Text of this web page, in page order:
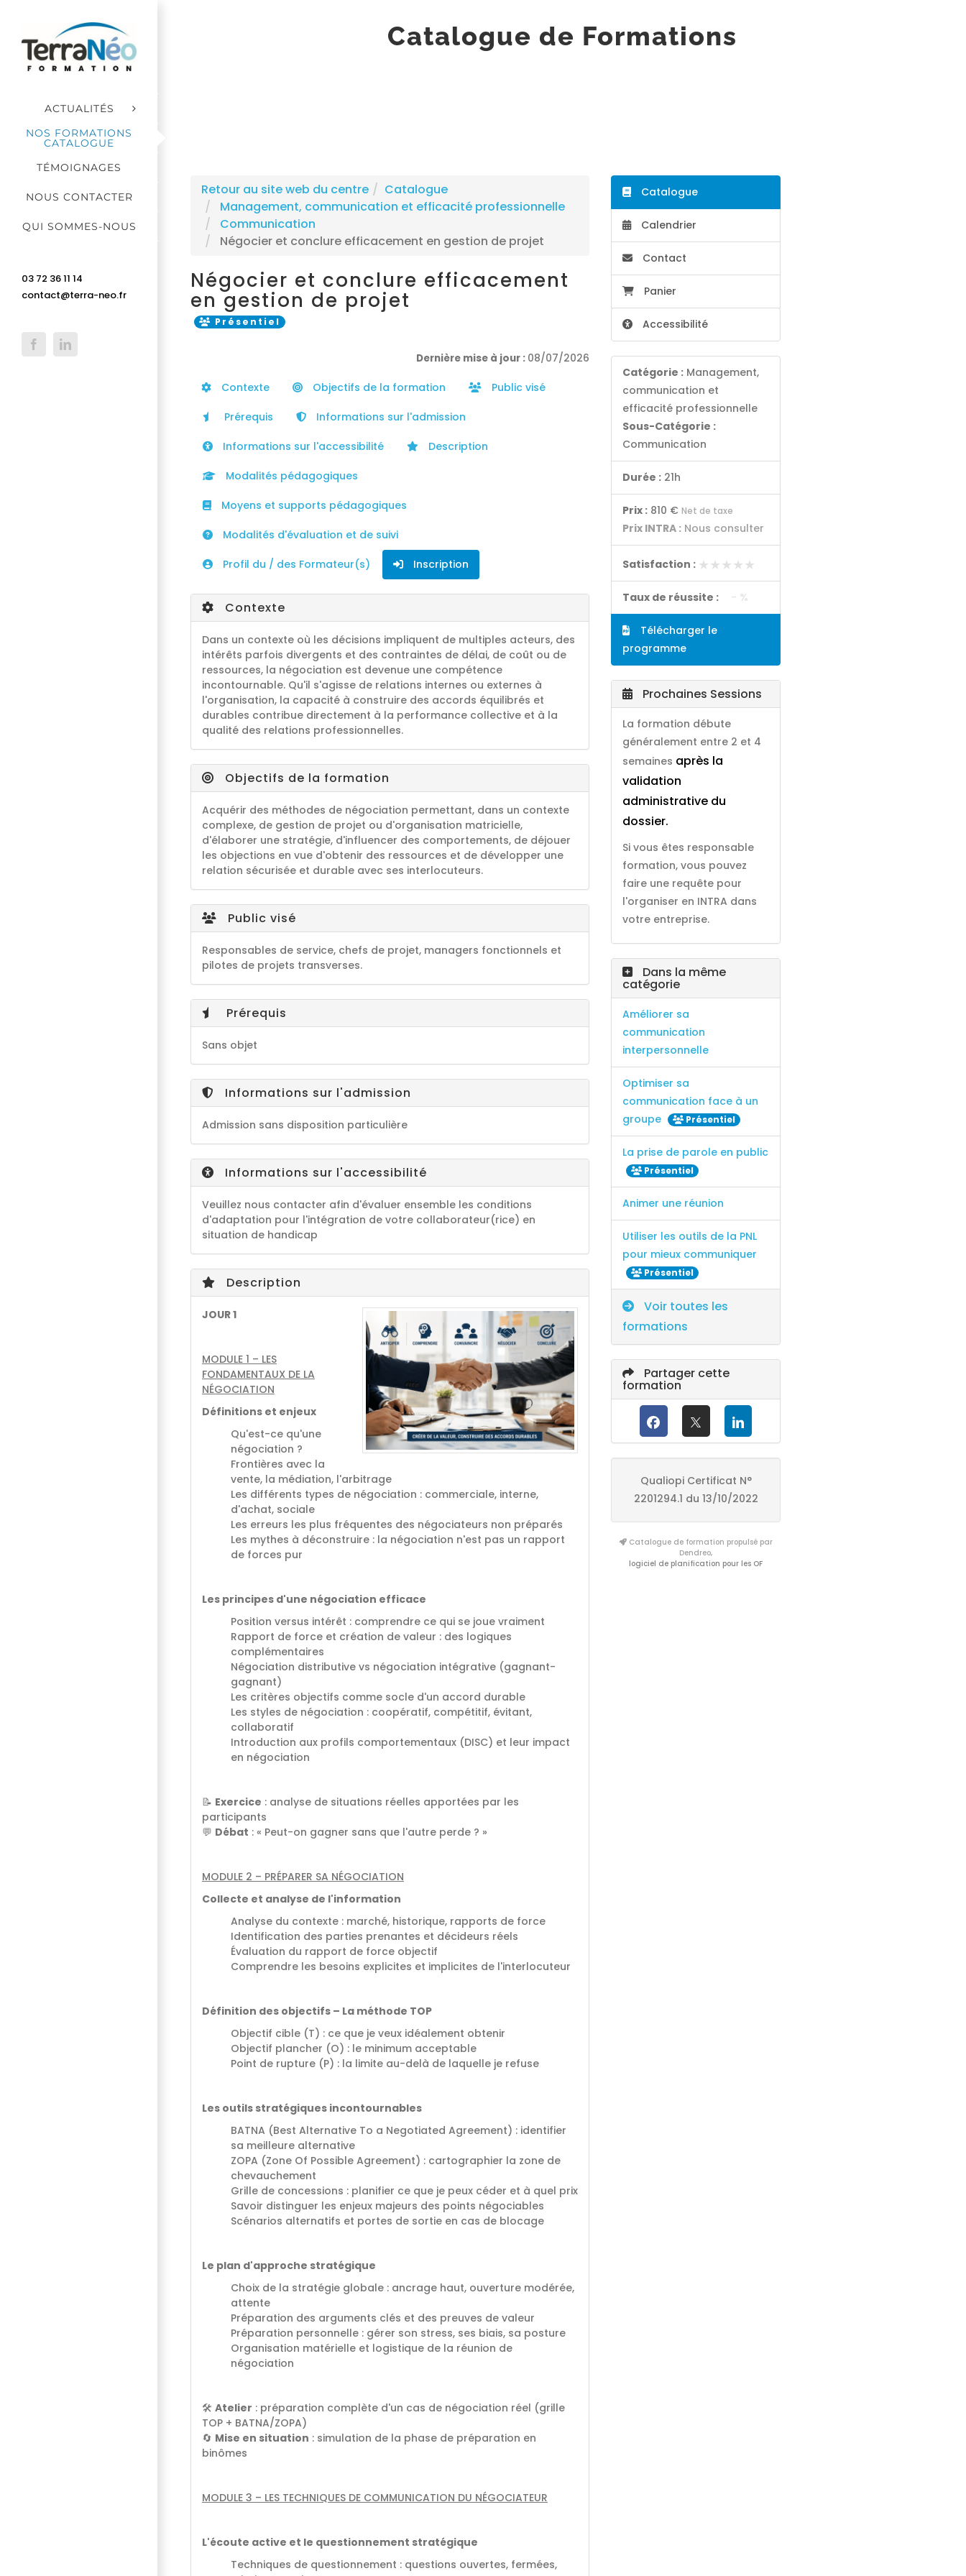
contenu
ACTUALITÉS
NOS FORMATIONS
CATALOGUE
TÉMOIGNAGES
NOUS CONTACTER
QUI SOMMES-NOUS
03 72 36 11 14
contact@terra-neo.fr
FacebookLinkedIn
Catalogue de Formations
Retour au site web du centre
Catalogue
Management, communication et efficacité professionnelle
Communication
Négocier et conclure efficacement en gestion de projet
Négocier et conclure efficacement
en gestion de projet
Présentiel
Dernière mise à jour : 08/07/2026
Contexte Objectifs de la formation Public visé
Prérequis Informations sur l'admission
Informations sur l'accessibilité Description
Modalités pédagogiques
Moyens et supports pédagogiques
Modalités d'évaluation et de suivi
Profil du / des Formateur(s) Inscription
Contexte
Dans un contexte où les décisions impliquent de multiples acteurs, des
intérêts parfois divergents et des contraintes de délai, de coût ou de
ressources, la négociation est devenue une compétence
incontournable. Qu'il s'agisse de relations internes ou externes à
l'organisation, la capacité à construire des accords équilibrés et
durables contribue directement à la performance collective et à la
qualité des relations professionnelles.
Objectifs de la formation
Acquérir des méthodes de négociation permettant, dans un contexte
complexe, de gestion de projet ou d'organisation matricielle,
d'élaborer une stratégie, d'influencer des comportements, de déjouer
les objections en vue d'obtenir des ressources et de développer une
relation sécurisée et durable avec ses interlocuteurs.
Public visé
Responsables de service, chefs de projet, managers fonctionnels et
pilotes de projets transverses.
Prérequis
Sans objet
Informations sur l'admission
Admission sans disposition particulière
Informations sur l'accessibilité
Veuillez nous contacter afin d'évaluer ensemble les conditions
d'adaptation pour l'intégration de votre collaborateur(rice) en
situation de handicap
Description
JOUR 1
MODULE 1 – LES
FONDAMENTAUX DE LA
NÉGOCIATION
Définitions et enjeux
Qu'est-ce qu'une
négociation ?
Frontières avec la
vente, la médiation, l'arbitrage
Les différents types de négociation : commerciale, interne,
d'achat, sociale
Les erreurs les plus fréquentes des négociateurs non préparés
Les mythes à déconstruire : la négociation n'est pas un rapport
de forces pur
Les principes d'une négociation efficace
Position versus intérêt : comprendre ce qui se joue vraiment
Rapport de force et création de valeur : des logiques
complémentaires
Négociation distributive vs négociation intégrative (gagnant-
gagnant)
Les critères objectifs comme socle d'un accord durable
Les styles de négociation : coopératif, compétitif, évitant,
collaboratif
Introduction aux profils comportementaux (DISC) et leur impact
en négociation
📝 Exercice : analyse de situations réelles apportées par les
participants
💬 Débat : « Peut-on gagner sans que l'autre perde ? »
MODULE 2 – PRÉPARER SA NÉGOCIATION
Collecte et analyse de l'information
Analyse du contexte : marché, historique, rapports de force
Identification des parties prenantes et décideurs réels
Évaluation du rapport de force objectif
Comprendre les besoins explicites et implicites de l'interlocuteur
Définition des objectifs – La méthode TOP
Objectif cible (T) : ce que je veux idéalement obtenir
Objectif plancher (O) : le minimum acceptable
Point de rupture (P) : la limite au-delà de laquelle je refuse
Les outils stratégiques incontournables
BATNA (Best Alternative To a Negotiated Agreement) : identifier
sa meilleure alternative
ZOPA (Zone Of Possible Agreement) : cartographier la zone de
chevauchement
Grille de concessions : planifier ce que je peux céder et à quel prix
Savoir distinguer les enjeux majeurs des points négociables
Scénarios alternatifs et portes de sortie en cas de blocage
Le plan d'approche stratégique
Choix de la stratégie globale : ancrage haut, ouverture modérée,
attente
Préparation des arguments clés et des preuves de valeur
Préparation personnelle : gérer son stress, ses biais, sa posture
Organisation matérielle et logistique de la réunion de
négociation
🛠 Atelier : préparation complète d'un cas de négociation réel (grille
TOP + BATNA/ZOPA)
🔄 Mise en situation : simulation de la phase de préparation en
binômes
MODULE 3 – LES TECHNIQUES DE COMMUNICATION DU NÉGOCIATEUR
L'écoute active et le questionnement stratégique
Techniques de questionnement : questions ouvertes, fermées,
Catalogue
Calendrier
Contact
Panier
Accessibilité
Catégorie : Management,
communication et
efficacité professionnelle
Sous-Catégorie :
Communication
Durée : 21h
Prix : 810 €Net de taxe
Prix INTRA : Nous consulter
Satisfaction : ★★★★★
★★★★★
Taux de réussite : - %
Télécharger le
programme
Prochaines Sessions
La formation débute
généralement entre 2 et 4
semaines après la
validation
administrative du
dossier.
Si vous êtes responsable
formation, vous pouvez
faire une requête pour
l'organiser en INTRA dans
votre entreprise.
Dans la même
catégorie
Améliorer sa
communication
interpersonnelle
Optimiser sa
communication face à un
groupe
Présentiel
La prise de parole en public
Présentiel
Animer une réunion
Utiliser les outils de la PNL
pour mieux communiquer
Présentiel
Voir toutes les
formations
Partager cette
formation
Qualiopi Certificat N°
2201294.1 du 13/10/2022
Catalogue de formation propulsé par
Dendreo,
logiciel de planification pour les OF